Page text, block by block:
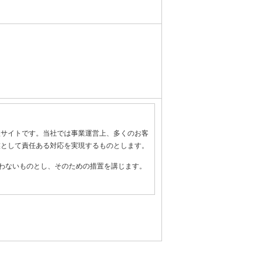
イトです。当社では事業運営上、多くのお客
して責任ある対応を実現するものとします。
いものとし、そのための措置を講じます。
理のために必要かつ適切な措置を講じるよ
します。